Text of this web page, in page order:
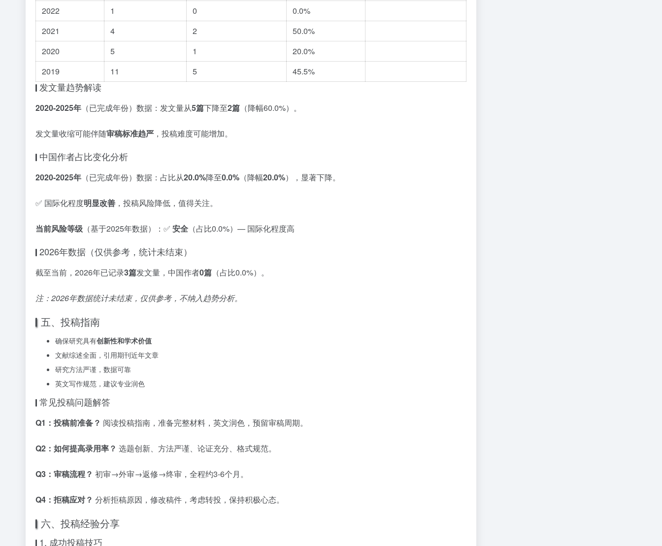
2022
1 0
0.0%
2021
4 2
50.0%
2020
5 1
20.0%
2019
11 5 45.5%
发文量趋势解读
2020-2025年 （已完成年份）数据：发文量从5篇下降至2篇 （降幅60.0%）。
发文量收缩可能伴随审稿标准趋严 ，投稿难度可能增加。
中国作者占比变化分析
2020-2025年 （已完成年份）数据：占比从20.0%降至0.0% （降幅20.0%），显著下降。
✅ 国际化程度明显改善 ，投稿风险降低，值得关注。
当前风险等级 （基于2025年数据）：✅ 安全 （占比0.0%）— 国际化程度高
2026年数据（仅供参考，统计未结束）
截至当前，2026年已记录3篇发文量，中国作者0篇 （占比0.0%）。
注：2026年数据统计未结束，仅供参考，不纳入趋势分析。
五、投稿指南
确保研究具有创新性和学术价值
文献综述全面，引用期刊近年文章
研究方法严谨，数据可靠
英文写作规范，建议专业润色
常见投稿问题解答
Q1：投稿前准备？ 阅读投稿指南，准备完整材料，英文润色，预留审稿周期。
Q2：如何提高录用率？ 选题创新、方法严谨、论证充分、格式规范。
Q3：审稿流程？ 初审→外审→返修→终审，全程约3-6个月。
Q4：拒稿应对？ 分析拒稿原因，修改稿件，考虑转投，保持积极心态。
六、投稿经验分享
1. 成功投稿技巧